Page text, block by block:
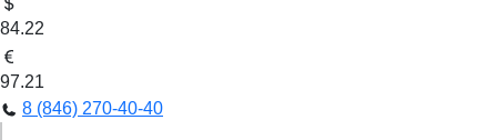
84.22
97.21
8 (846) 270-40-40